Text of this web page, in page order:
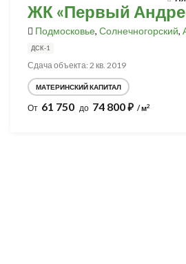
ЖК «Первый
Подмосковье, Солнечногорский,
ДСК-1
Сдача объекта: 2 кв. 2019
МАТЕРИНСКИЙ КАПИТАЛ
От 61 750 до 74 800⃏ / м2